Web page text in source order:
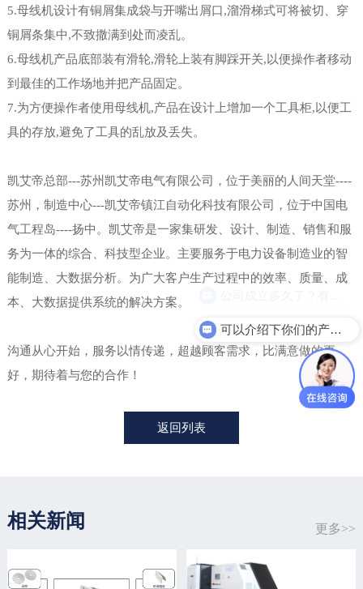
5.母线机设计有铜屑集成袋与开嘴出屑口,溜滑梯式可将被切、穿
铜屑条集中,不致撒满到处而凌乱。
6.母线机产品底部装有滑轮,滑轮上装有脚踩开关,以便操作者移动
到最佳的工作场地并把产品固定。
7.为方便操作者使用母线机,产品在设计上增加一个工具柜,以便工
具的存放,避免了工具的乱放及丢失。
凯艾帝总部---苏州凯艾帝电气有限公司，位于美丽的人间天堂----
苏州，制造中心---凯艾帝镇江自动化科技有限公司，位于中国电
气工程岛----扬中。凯艾帝是一家集研发、设计、制造、销售和服
务为一体的综合、科技型企业。主要服务于电力设备制造业的智
能制造、大数据分析。为广大客户生产过程中的效率、质量、成
本、大数据提供系统的解决方案。
沟通从心开始，服务以情传递，超越顾客需求，比满意做的更
好，期待着与您的合作！
返回列表
更多>>
相关新闻
可以介绍下你们的产品么？